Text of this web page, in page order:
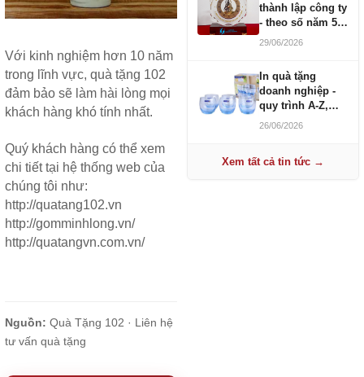
Với kinh nghiệm hơn 10 năm
trong lĩnh vực, quà tặng 102
đảm bảo sẽ làm hài lòng mọi
khách hàng khó tính nhất.
Quý khách hàng có thể xem
chi tiết tại hệ thống web của
chúng tôi như:
http://quatang102.vn
http://gomminhlong.vn/
http://quatangvn.com.vn/
Nguồn: Quà Tặng 102 · Liên hệ
tư vấn quà tặng
thành lập công ty
- theo số năm 5,
10, 20, 30, 50
29/06/2026
In quà tặng
doanh nghiệp -
quy trình A-Z,
báo giá và thời
26/06/2026
Xem tất cả tin tức →